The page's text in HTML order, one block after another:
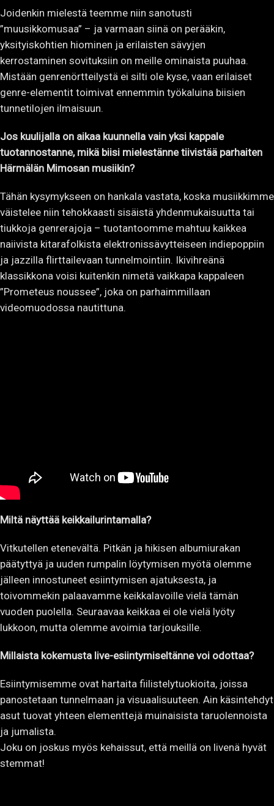
Joidenkin mielestä teemme niin sanotusti
”muusikkomusaa” – ja varmaan siinä on perääkin,
yksityiskohtien hiominen ja erilaisten sävyjen
kerrostaminen sovituksiin on meille ominaista puuhaa.
Mistään genrenörtteilystä ei silti ole kyse, vaan erilaiset
genre-elementit toimivat ennemmin työkaluina biisien
tunnetilojen ilmaisuun.
Jos kuulijalla on aikaa kuunnella vain yksi kappale
tuotannostanne, mikä biisi mielestänne tiivistää parhaiten
Härmälän Mimosan musiikin?
Tähän kysymykseen on hankala vastata, koska musiikkimme
väistelee niin tehokkaasti sisäistä yhdenmukaisuutta tai
tiukkoja genrerajoja – tuotantoomme mahtuu kaikkea
naiivista kitarafolkista elektronissävytteiseen indiepoppiin
ja jazzilla flirttailevaan tunnelmointiin. Ikivihreänä
klassikkona voisi kuitenkin nimetä vaikkapa kappaleen
”Prometeus noussee”, joka on parhaimmillaan
videomuodossa nautittuna.
Miltä näyttää keikkailurintamalla?
Vitkutellen etenevältä. Pitkän ja hikisen albumiurakan
päätyttyä ja uuden rumpalin löytymisen myötä olemme
jälleen innostuneet esiintymisen ajatuksesta, ja
toivommekin palaavamme keikkalavoille vielä tämän
vuoden puolella. Seuraavaa keikkaa ei ole vielä lyöty
lukkoon, mutta olemme avoimia tarjouksille.
Millaista kokemusta live-esiintymiseltänne voi odottaa?
Esiintymisemme ovat hartaita fiilistelytuokioita, joissa
panostetaan tunnelmaan ja visuaalisuuteen. Ain käsintehdyt
asut tuovat yhteen elementtejä muinaisista taruolennoista
ja jumalista.
Joku on joskus myös kehaissut, että meillä on livenä hyvät
stemmat!